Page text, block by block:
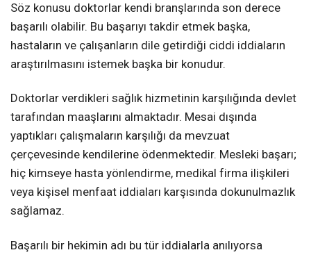
Söz konusu doktorlar kendi branşlarında son derece
başarılı olabilir. Bu başarıyı takdir etmek başka,
hastaların ve çalışanların dile getirdiği ciddi iddiaların
araştırılmasını istemek başka bir konudur.
Doktorlar verdikleri sağlık hizmetinin karşılığında devlet
tarafından maaşlarını almaktadır. Mesai dışında
yaptıkları çalışmaların karşılığı da mevzuat
çerçevesinde kendilerine ödenmektedir. Mesleki başarı;
hiç kimseye hasta yönlendirme, medikal firma ilişkileri
veya kişisel menfaat iddiaları karşısında dokunulmazlık
sağlamaz.
Başarılı bir hekimin adı bu tür iddialarla anılıyorsa